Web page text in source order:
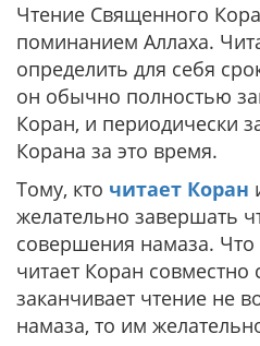
Чтение Священного
поминанием Аллаха.
определить для себя
он обычно полностью
Коран, и периодически
Корана за это время.
Тому, кто читает Коран
желательно завершать
совершения намаза. Что
читает Коран
заканчивает чтение не
намаза, то им